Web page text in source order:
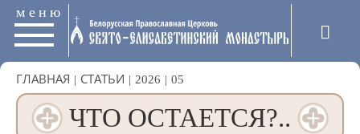
меню
ГЛАВНАЯ | СТАТЬИ | 2026 | 05
ЧТО ОСТАЕТСЯ?..